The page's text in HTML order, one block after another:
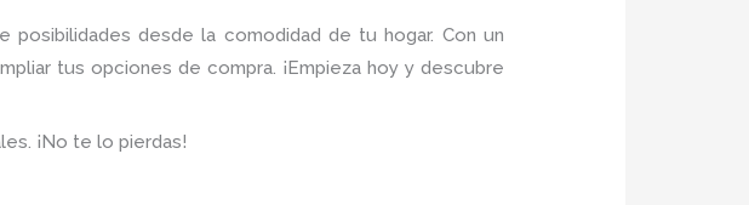
desde la comodidad de tu hogar. Con un
tus opciones de compra. ¡Empieza hoy y descubre
¡No te lo pierdas!